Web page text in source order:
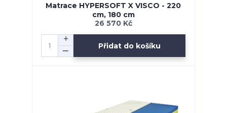
Matrace HYPERSOFT X VISCO - 220
cm, 180 cm
26 570 Kč
Přidat do košíku